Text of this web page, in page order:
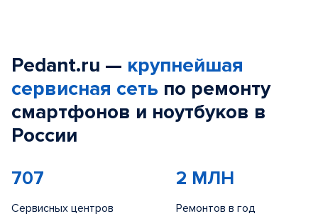
Pedant.ru — крупнейшая
сервисная сеть по ремонту
смартфонов и ноутбуков в
России
707
Сервисных центров
2 МЛН
Ремонтов в год